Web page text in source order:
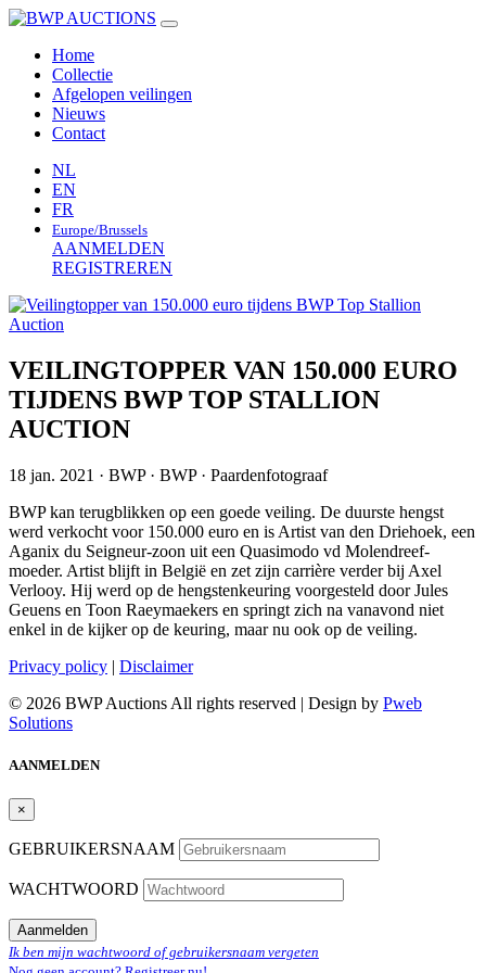
Home
Collectie
Afgelopen veilingen
Nieuws
Contact
NL
EN
FR
Europe/Brussels
AANMELDEN
REGISTREREN
VEILINGTOPPER VAN 150.000 EURO
TIJDENS BWP TOP STALLION
AUCTION
18 jan. 2021 · BWP · BWP · Paardenfotograaf
BWP kan terugblikken op een goede veiling. De duurste hengst
werd verkocht voor 150.000 euro en is Artist van den Driehoek, een
Aganix du Seigneur-zoon uit een Quasimodo vd Molendreef-
moeder. Artist blijft in België en zet zijn carrière verder bij Axel
Verlooy. Hij werd op de hengstenkeuring voorgesteld door Jules
Geuens en Toon Raeymaekers en springt zich na vanavond niet
enkel in de kijker op de keuring, maar nu ook op de veiling.
Privacy policy | Disclaimer
© 2026 BWP Auctions All rights reserved | Design by Pweb
Solutions
AANMELDEN
×
GEBRUIKERSNAAM
WACHTWOORD
Aanmelden
Ik ben mijn wachtwoord of gebruikersnaam vergeten